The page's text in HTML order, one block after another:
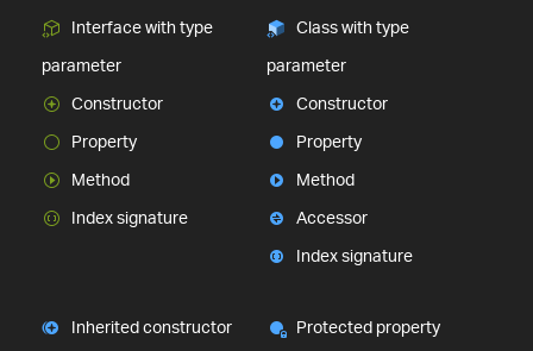
Interface with type
parameter
Constructor
Property
Method
Index signature
Class with type
parameter
Constructor
Property
Method
Accessor
Index signature
Inherited constructor
Protected property